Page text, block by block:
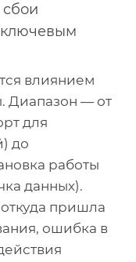
влиянием
Диапазон — от
для
до
работы
данных).
пришла
ошибка в